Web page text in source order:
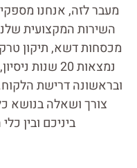
מעבר לזה, אנחנו
השירות המקצועית
מכסחות דשא, תיקון
נמצאות 20
ובראשונה דרישת
צורך ושאלה בנושא
ביניכם ובין כלי